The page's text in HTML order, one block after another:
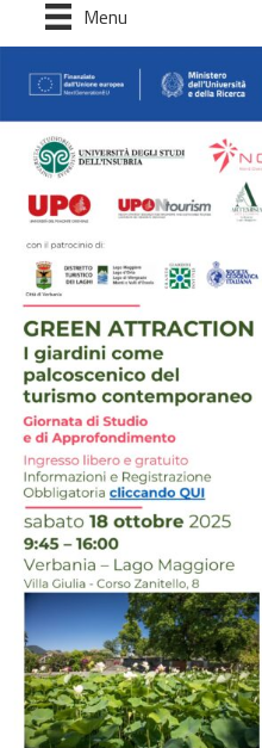
Menu